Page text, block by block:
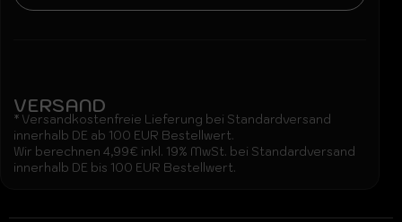
VERSAND
* Versandkostenfreie Lieferung bei Standardversand
innerhalb DE ab 100 EUR Bestellwert.
Wir berechnen 4,99€ inkl. 19% MwSt. bei Standardversand
innerhalb DE bis 100 EUR Bestellwert.